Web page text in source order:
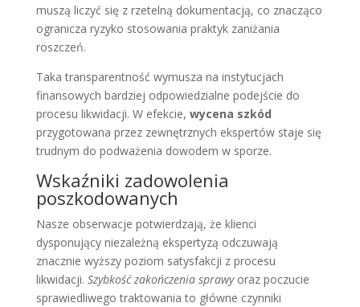
muszą liczyć się z rzetelną dokumentacją, co znacząco
ogranicza ryzyko stosowania praktyk zaniżania
roszczeń.
Taka transparentność wymusza na instytucjach
finansowych bardziej odpowiedzialne podejście do
procesu likwidacji. W efekcie, wycena szkód
przygotowana przez zewnętrznych ekspertów staje się
trudnym do podważenia dowodem w sporze.
Wskaźniki zadowolenia
poszkodowanych
Nasze obserwacje potwierdzają, że klienci
dysponujący niezależną ekspertyzą odczuwają
znacznie wyższy poziom satysfakcji z procesu
likwidacji. Szybkość zakończenia sprawyoraz poczucie
sprawiedliwego traktowania to główne czynniki